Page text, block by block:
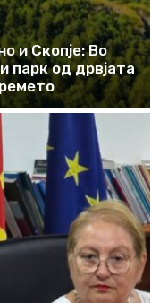
и Скопје: Во
парк од дрвјата